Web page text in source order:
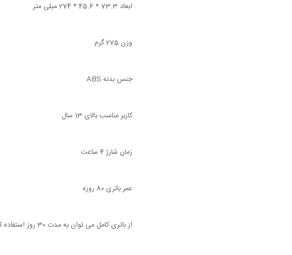
ابعاد 73.3 * 45.6 * 274 میلی متر
وزن 275 گرم
جنس بدنه ABS
کاربر مناسب بالای 13 سال
زمان شارژ 4 ساعت
عمر باتری 80 روزه
از باتری کامل می توان به مدت 30 روز استفاده کرد (1 بار در روز ، هر بار 1 دقیقه)